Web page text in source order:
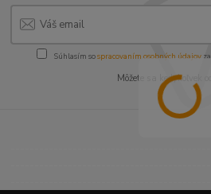
Súhlasím sospracovaním osobných údajov
Môžete sa kedykoľvek